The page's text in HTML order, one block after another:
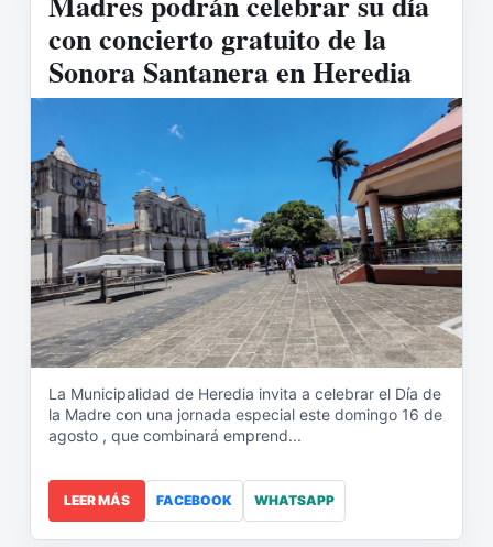
con concierto gratuito de la
Sonora Santanera en Heredia
La Municipalidad de Heredia invita a celebrar el Día de
la Madre con una jornada especial este domingo 16 de
agosto , que combinará emprend...
LEER MÁS FACEBOOK WHATSAPP